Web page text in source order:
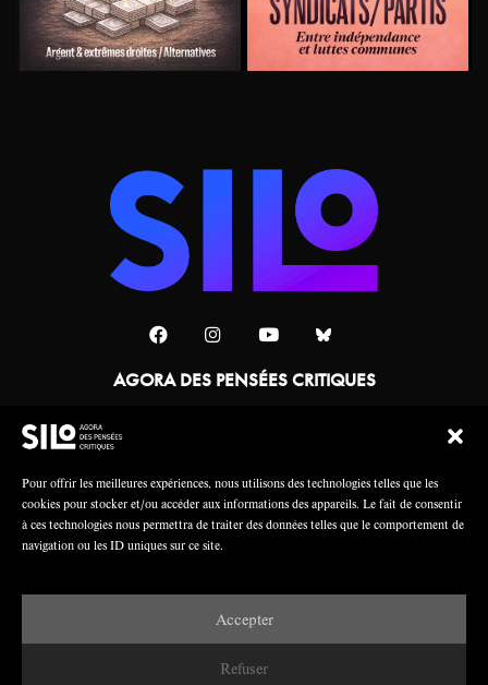
Pour offrir les meilleures expériences, nous utilisons des technologies telles que les
cookies pour stocker et/ou accéder aux informations des appareils. Le fait de consentir
à ces technologies nous permettra de traiter des données telles que le comportement de
navigation ou les ID uniques sur ce site.
Accepter
Refuser
AGORA DES PENSÉES CRITIQUES